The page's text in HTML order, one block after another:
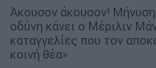
Άκουσον άκουσον! Μήνυση
οδύνη κάνει ο Μέριλιν
καταγγελίες που τον
κοινή θέα»